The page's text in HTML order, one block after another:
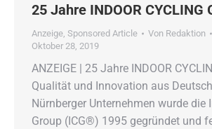
25 Jahre INDOOR CYCLING
Anzeige, Sponsored Article Von Redaktion
Oktober 28, 2019
ANZEIGE | 25 Jahre INDOOR
Qualität und Innovation aus
Nürnberger Unternehmen wurde die
Group (ICG®) 1995 gegründet und